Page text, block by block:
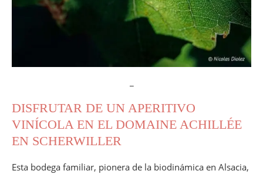
DISFRUTAR DE UN APERITIVO
VINÍCOLA EN EL DOMAINE ACHILLÉE
EN SCHERWILLER
Esta bodega familiar, pionera de la biodinámica en Alsacia,